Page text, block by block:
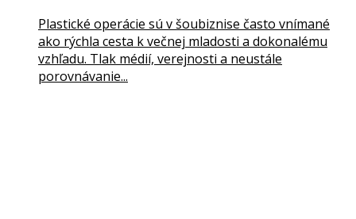
Plastické operácie sú v šoubiznise často vnímané
ako rýchla cesta k večnej mladosti a dokonalému
vzhľadu. Tlak médií, verejnosti a neustále
porovnávanie...